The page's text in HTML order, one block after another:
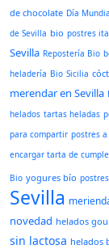
de chocolate Día
de Sevilla bio postres
Sevilla Repostería Bio
heladería Bio Sicilia
merendar en Sevilla
helados tartas heladas
para compartir postres
encargar tarta de
Bio yogures bío
Sevilla
novedad helados
sin lactosa helados